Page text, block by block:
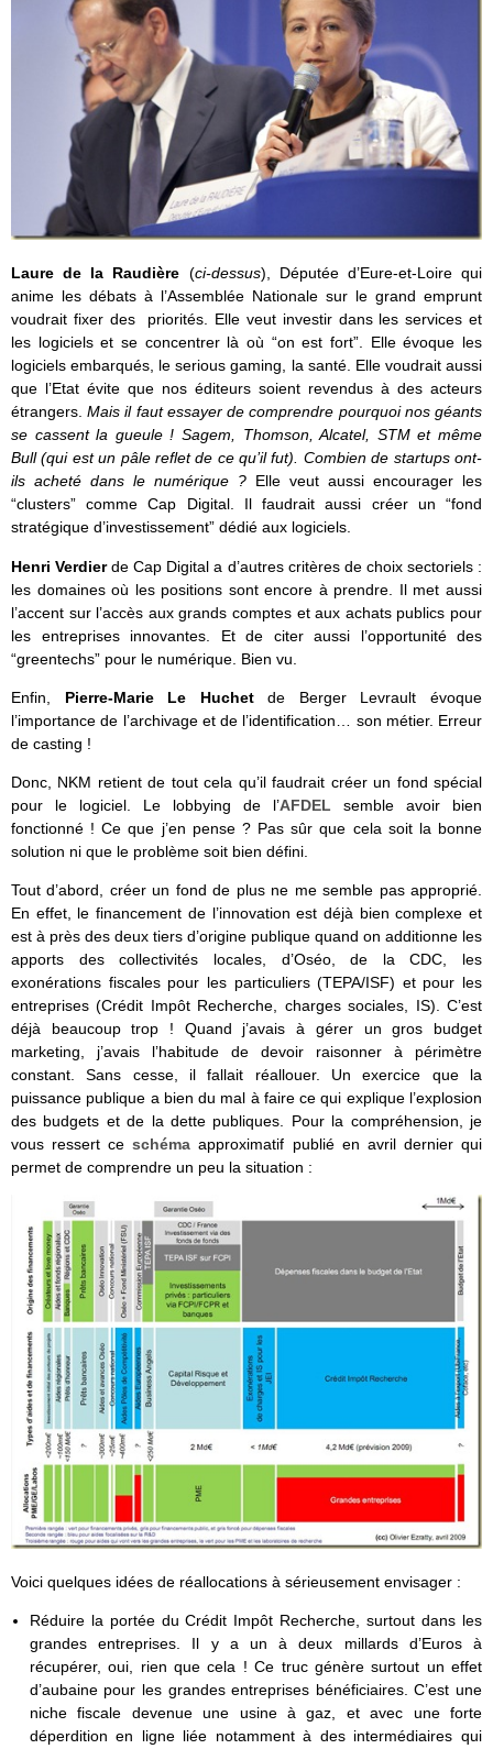
Laure de la Raudière (ci-dessus), Députée d’Eure-et-Loire qui
anime les débats à l’Assemblée Nationale sur le grand emprunt
voudrait fixer des priorités. Elle veut investir dans les services et
les logiciels et se concentrer là où “on est fort”. Elle évoque les
logiciels embarqués, le serious gaming, la santé. Elle voudrait aussi
que l’Etat évite que nos éditeurs soient revendus à des acteurs
étrangers.Mais il faut essayer de comprendre pourquoi nos géants
se cassent la gueule ! Sagem, Thomson, Alcatel, STM et même
Bull (qui est un pâle reflet de ce qu’il fut). Combien de startups ont-
ils acheté dans le numérique ? Elle veut aussi encourager les
“clusters” comme Cap Digital. Il faudrait aussi créer un “fond
stratégique d’investissement” dédié aux logiciels.
Henri Verdierde Cap Digital a d’autres critères de choix sectoriels :
les domaines où les positions sont encore à prendre. Il met aussi
l’accent sur l’accès aux grands comptes et aux achats publics pour
les entreprises innovantes. Et de citer aussi l’opportunité des
“greentechs” pour le numérique. Bien vu.
Enfin, Pierre-Marie Le Huchetde Berger Levrault évoque
l’importance de l’archivage et de l’identification… son métier. Erreur
de casting !
Donc, NKM retient de tout cela qu’il faudrait créer un fond spécial
pour le logiciel. Le lobbying de l’AFDEL semble avoir bien
fonctionné ! Ce que j’en pense ? Pas sûr que cela soit la bonne
solution ni que le problème soit bien défini.
Tout d’abord, créer un fond de plus ne me semble pas approprié.
En effet, le financement de l’innovation est déjà bien complexe et
est à près des deux tiers d’origine publique quand on additionne les
apports des collectivités locales, d’Oséo, de la CDC, les
exonérations fiscales pour les particuliers (TEPA/ISF) et pour les
entreprises (Crédit Impôt Recherche, charges sociales, IS). C’est
déjà beaucoup trop ! Quand j’avais à gérer un gros budget
marketing, j’avais l’habitude de devoir raisonner à périmètre
constant. Sans cesse, il fallait réallouer. Un exercice que la
puissance publique a bien du mal à faire ce qui explique l’explosion
des budgets et de la dette publiques. Pour la compréhension, je
vous ressert ceschéma approximatif publié en avril dernier qui
permet de comprendre un peu la situation :
Voici quelques idées de réallocations à sérieusement envisager :
Réduire la portée du Crédit Impôt Recherche, surtout dans les
grandes entreprises. Il y a un à deux millards d’Euros à
récupérer, oui, rien que cela ! Ce truc génère surtout un effet
d’aubaine pour les grandes entreprises bénéficiaires. C’est une
niche fiscale devenue une usine à gaz, et avec une forte
déperdition en ligne liée notamment à des intermédiaires qui